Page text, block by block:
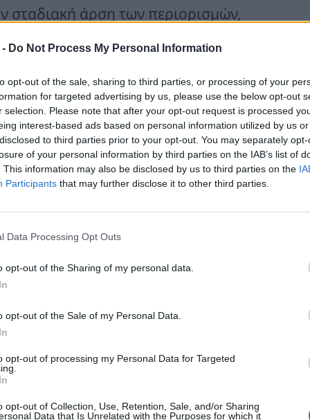
- Do Not Process My Personal Information
opt-out of the sale, sharing to third parties, or processing of your
for targeted advertising by us, please use the below opt-out
selection. Please note that after your opt-out request is processed
interest-based ads based on personal information utilized by us
to third parties prior to your opt-out. You may separately
of your personal information by third parties on the IAB’s list of
This information may also be disclosed by us to third parties on the
Participants that may further disclose it to other third parties.
Data Processing Opt Outs
opt-out of the Sharing of my personal data.
opt-out of the Sale of my Personal Data.
opt-out of processing my Personal Data for Targeted
opt-out of Collection, Use, Retention, Sale, and/or Sharing
Data that Is Unrelated with the Purposes for which it
σταδιακή άρση των περιορισμών,
δοκιμάσουν να το… σκάσουν,
που θα τους επιβληθεί
κατά την διάρκεια κάποιου
οι έλεγχοι να ενταθούν
αεροδρόμια ή σταθμούς ΚΤΕΛ.
επιβολή προστίμου πάντως
οι οποίοι θα μπορούν να
αρκεί να ανήκουν σε μία από
που εργάζονται σε διαφορετικό
υγείας, με επίδειξη της σχετικής